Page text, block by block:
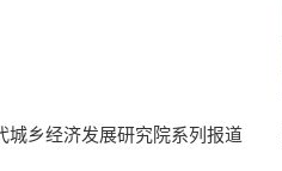
城乡经济发展研究院系列报道